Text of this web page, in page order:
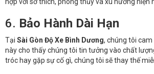
6. Bảo Hành Dài Hạn
Tại Sài Gòn Độ Xe Bình Dương, chúng tôi
này cho thấy chúng tôi tin tưởng vào chất
tróc hay gặp sự cố gì, chúng tôi sẽ thay thế